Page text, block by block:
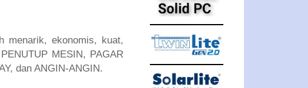
menarik, ekonomis, kuat,
MESIN, PAGAR
dan ANGIN-ANGIN.